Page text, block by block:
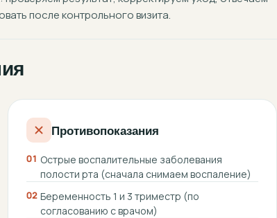
после контрольного визита.
Противопоказания
01 Острые воспалительные заболевания
полости рта (сначала снимаем воспаление)
02 Беременность 1 и 3 триместр (по
согласованию с врачом)